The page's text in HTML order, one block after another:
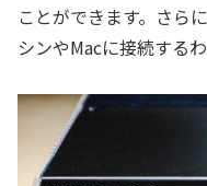
ことができます。さら
シンやMacに接続するわ